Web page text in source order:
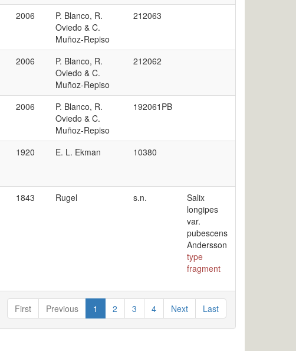
2006
P. Blanco, R.
Oviedo & C.
Muñoz-Repiso
212063
2006
P. Blanco, R.
Oviedo & C.
Muñoz-Repiso
212062
2006
P. Blanco, R.
Oviedo & C.
Muñoz-Repiso
192061PB
1920 E. L. Ekman 10380
1843 Rugel s.n.
Salix
longipes
var.
pubescens
Andersson
type
fragment
First Previous 1 2 3 4 Next Last